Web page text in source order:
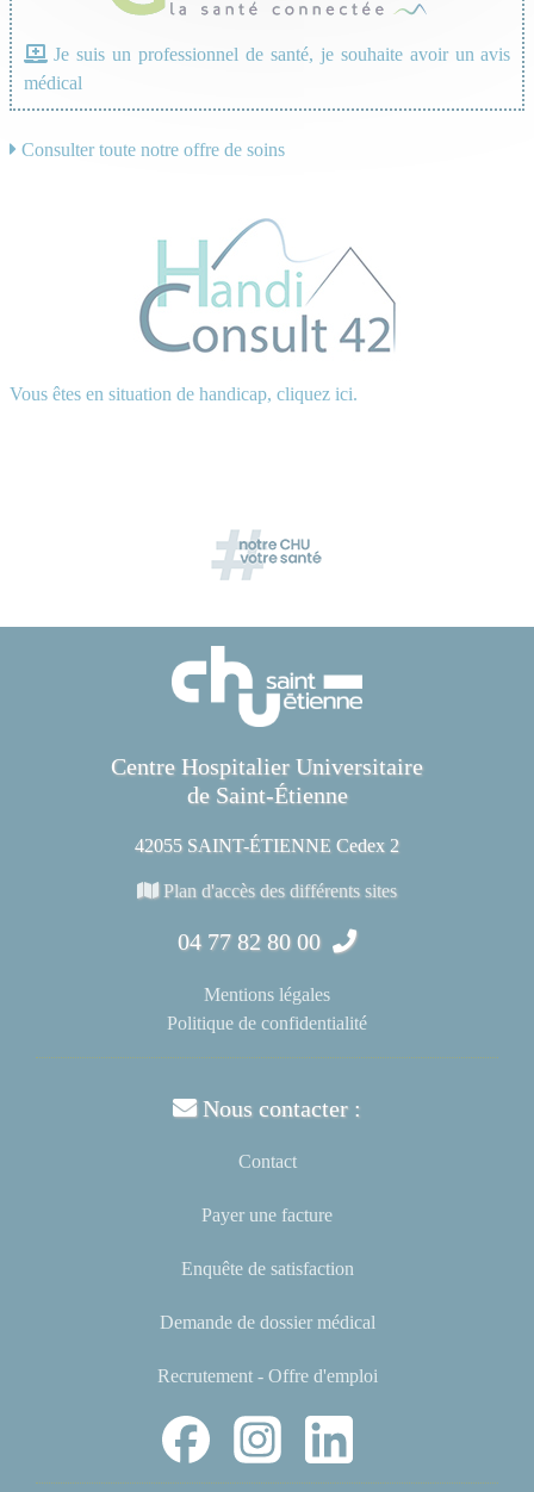
Je suis un professionnel de santé, je souhaite avoir un avis
médical
Consulter toute notre offre de soins
Vous êtes en situation de handicap, cliquez ici.
Centre Hospitalier Universitaire
de Saint-Étienne
42055 SAINT-ÉTIENNE Cedex 2
Plan d'accès des différents sites
04 77 82 80 00
Mentions légales
Politique de confidentialité
Nous contacter :
Contact
Payer une facture
Enquête de satisfaction
Demande de dossier médical
Recrutement - Offre d'emploi